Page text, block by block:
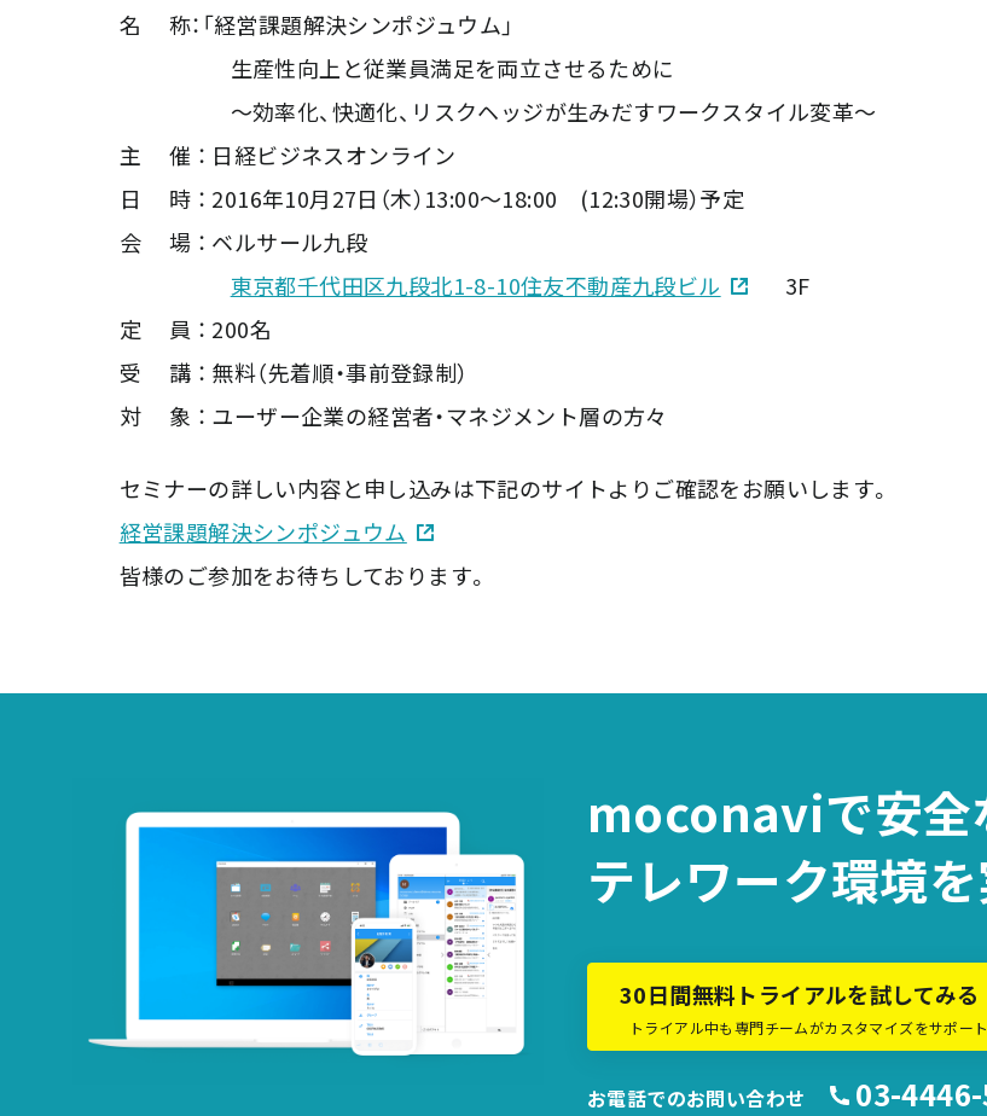
名 称：「経営課題解決シンポジュウム」
生産性向上と従業員満足を両立させるために
～効率化、快適化、リスクヘッジが生みだすワークスタイル変革～
主 催 ： 日経ビジネスオンライン
日 時 ： 2016年10月27日（木）13:00～18:00 (12:30開場）予定
会 場 ： ベルサール九段
東京都千代田区九段北1-8-10住友不動産九段ビル
3F
定 員 ： 200名
受 講 ： 無料（先着順・事前登録制）
対 象 ： ユーザー企業の経営者・マネジメント層の方々
セミナーの詳しい内容と申し込みは下記のサイトよりご確認をお願いします。
経営課題解決シンポジュウム
皆様のご参加をお待ちしております。
moconaviで安全
テレワーク環境を
30日間無料トライアルを試してみる
トライアル中も専門チームがカスタマイズをサポート
お電話でのお問い合わせ 03-